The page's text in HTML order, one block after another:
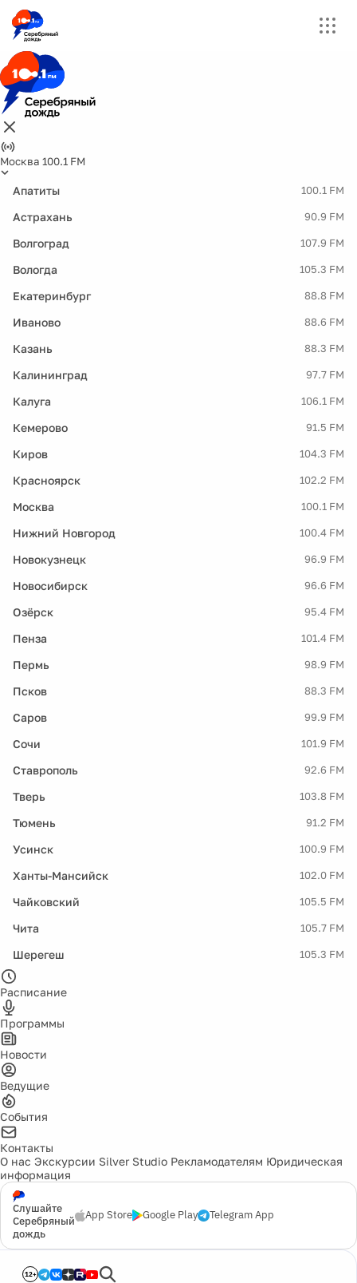
Москва 100.1 FM
Апатиты 100.1 FM
Астрахань 90.9 FM
Волгоград 107.9 FM
Вологда 105.3 FM
Екатеринбург 88.8 FM
Иваново 88.6 FM
Казань 88.3 FM
Калининград 97.7 FM
Калуга 106.1 FM
Кемерово 91.5 FM
Киров 104.3 FM
Красноярск 102.2 FM
Москва 100.1 FM
Нижний Новгород 100.4 FM
Новокузнецк 96.9 FM
Новосибирск 96.6 FM
Озёрск 95.4 FM
Пенза 101.4 FM
Пермь 98.9 FM
Псков 88.3 FM
Саров 99.9 FM
Сочи 101.9 FM
Ставрополь 92.6 FM
Тверь 103.8 FM
Тюмень 91.2 FM
Усинск 100.9 FM
Ханты-Мансийск 102.0 FM
Чайковский 105.5 FM
Чита 105.7 FM
Шерегеш 105.3 FM
Расписание
Программы
Новости
Ведущие
События
Контакты
О нас Экскурсии Silver Studio Рекламодателям Юридическая
информация
Слушайте
Серебряный
дождь
App Store Google Play Telegram App
12+